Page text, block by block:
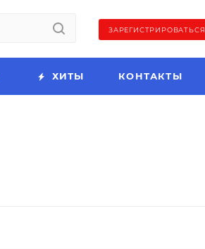
ЗАРЕГИСТРИРОВАТЬСЯ
ХИТЫ КОНТАКТЫ